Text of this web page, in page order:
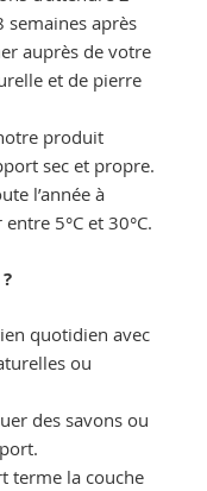
semaines après
auprès de votre
et de pierre
produit
sec et propre.
l’année à
5°C et 30°C.
quotidien avec
ou
des savons ou
terme la couche